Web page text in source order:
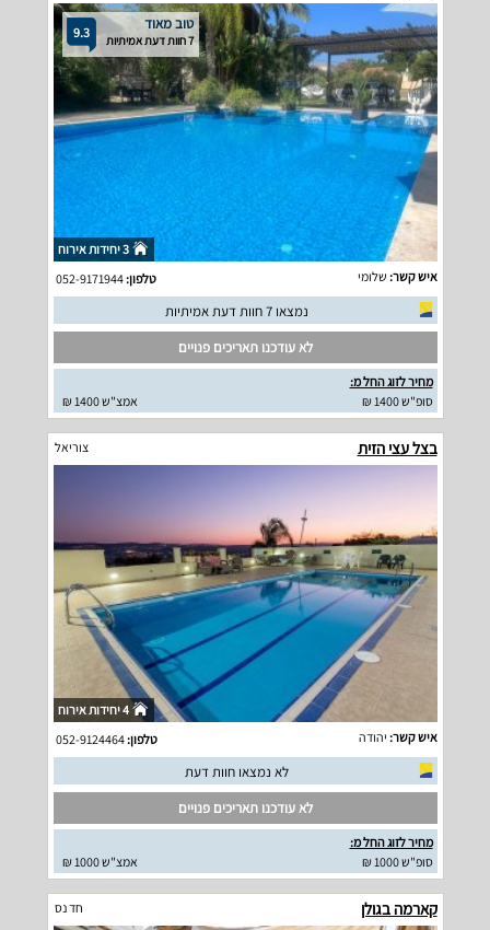
9.3 טוב מאוד
7 חוות דעת אמיתיות
3 יחידות אירוח
איש קשר: שלומי טלפון:052-9171944
נמצאו 7 חוות דעת אמיתיות
לא עודכנו תאריכים פנויים
מחיר לזוג החל מ:
סופ"ש 1400 ₪
אמצ"ש 1400 ₪
בצל עצי הזית צוריאל
4 יחידות אירוח
איש קשר: יהודה טלפון:052-9124464
לא נמצאו חוות דעת
לא עודכנו תאריכים פנויים
מחיר לזוג החל מ:
סופ"ש 1000 ₪
אמצ"ש 1000 ₪
קארמה בגולן חד נס